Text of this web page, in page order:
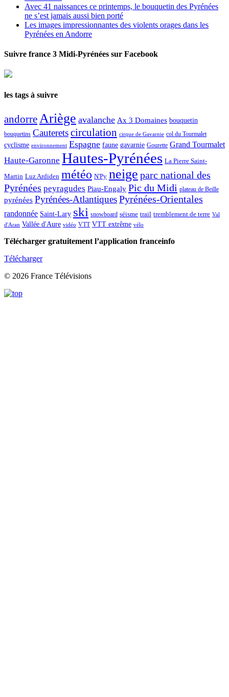
Avec 41 naissances ce printemps, le bouquetin des Pyrénées
ne s’est jamais aussi bien porté
Les images impressionnantes des violents orages dans les
Pyrénées en Andorre
Suivre france 3 Midi-Pyrénées sur Facebook
les tags à suivre
andorre Ariège avalanche Ax 3 Domaines bouquetin
bouquetins Cauteretscirculation cirque de Gavarnie col du Tourmalet
cyclisme environnement Espagne faune gavarnie Gourette Grand Tourmalet
Haute-Garonne Hautes-Pyrénées La Pierre Saint-
Martin Luz Ardiden météo N'Py neige parc national des
Pyrénées peyragudes Piau-Engaly Pic du Midi plateau de Beille
pyrénées Pyrénées-AtlantiquesPyrénées-Orientales
randonnée Saint-Lary ski snowboard séisme trail tremblement de terre Val
d'Aran Vallée d'Aure vidéo VTT VTT extrême vélo
Télécharger gratuitement l’application franceinfo
Télécharger
© 2026 France Télévisions